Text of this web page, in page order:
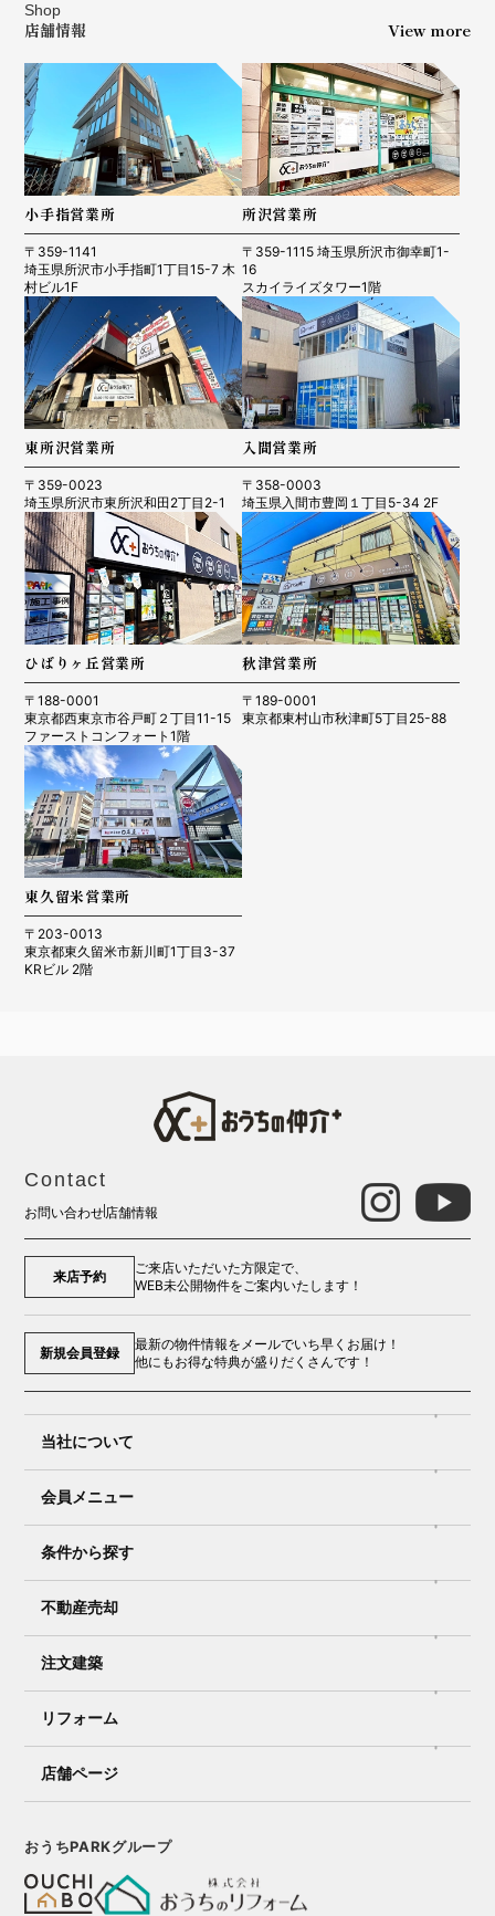
Shop
店舗情報 View more
小手指営業所
〒359-1141
埼玉県所沢市小手指町1丁目15-7 木
村ビル1F
所沢営業所
〒359-1115 埼玉県所沢市御幸町1-
16
スカイライズタワー1階
東所沢営業所
〒359-0023
埼玉県所沢市東所沢和田2丁目2-1
入間営業所
〒358-0003
埼玉県入間市豊岡１丁目5-34 2F
ひばりヶ丘営業所
〒188-0001
東京都西東京市谷戸町２丁目11-15
ファーストコンフォート1階
秋津営業所
〒189-0001
東京都東村山市秋津町5丁目25-88
東久留米営業所
〒203-0013
東京都東久留米市新川町1丁目3-37
KRビル 2階
Contact
お問い合わせ店舗情報
来店予約
ご来店いただいた方限定で、
WEB未公開物件をご案内いたします！
新規会員登録
最新の物件情報をメールでいち早くお届け！
他にもお得な特典が盛りだくさんです！
当社について
会員メニュー
条件から探す
不動産売却
注文建築
リフォーム
店舗ページ
おうちPARKグループ